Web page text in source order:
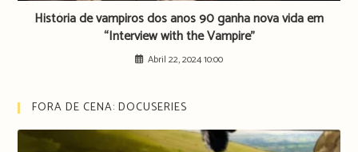
História de vampiros dos anos 90 ganha nova vida em
“Interview with the Vampire”
Abril 22, 2024 10:00
FORA DE CENA: DOCUSERIES